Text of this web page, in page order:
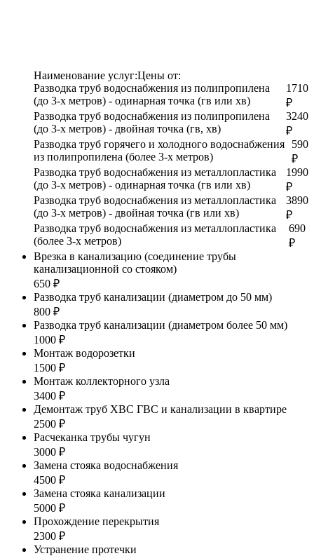
Наименование услуг:Цены от:
Разводка труб водоснабжения из полипропилена
(до 3-х метров) - одинарная точка (гв или хв)
1710
₽
Разводка труб водоснабжения из полипропилена
(до 3-х метров) - двойная точка (гв, хв)
3240
₽
Разводка труб горячего и холодного водоснабжения
из полипропилена (более 3-х метров)
590
₽
Разводка труб водоснабжения из металлопластика
(до 3-х метров) - одинарная точка (гв или хв)
1990
₽
Разводка труб водоснабжения из металлопластика
(до 3-х метров) - двойная точка (гв или хв)
3890
₽
Разводка труб водоснабжения из металлопластика
(более 3-х метров)
690
₽
Врезка в канализацию (соединение трубы
канализационной со стояком)
650 ₽
Разводка труб канализации (диаметром до 50 мм)
800 ₽
Разводка труб канализации (диаметром более 50 мм)
1000 ₽
Монтаж водорозетки
1500 ₽
Монтаж коллекторного узла
3400 ₽
Демонтаж труб ХВС ГВС и канализации в квартире
2500 ₽
Расчеканка трубы чугун
3000 ₽
Замена стояка водоснабжения
4500 ₽
Замена стояка канализации
5000 ₽
Прохождение перекрытия
2300 ₽
Устранение протечки